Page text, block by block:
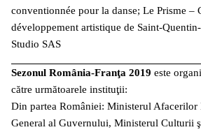
conventionnée pour la danse; Le Prisme –
développement artistique de Saint-
Studio SAS
Sezonul România-Franţa 2019 este
către următoarele instituţii:
Din partea României: Ministerul Afacerilor
General al Guvernului, Ministerul Culturii